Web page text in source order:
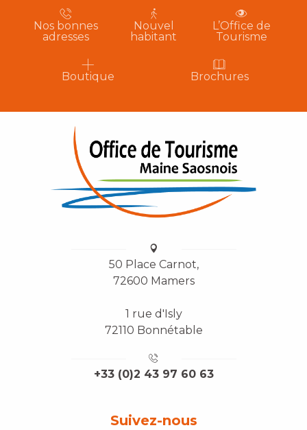
Nos bonnes
adresses
Nouvel
habitant
L’Office de
Tourisme
Boutique Brochures
50 Place Carnot,
72600 Mamers
1 rue d'Isly
72110 Bonnétable
+33 (0)2 43 97 60 63
Suivez-nous